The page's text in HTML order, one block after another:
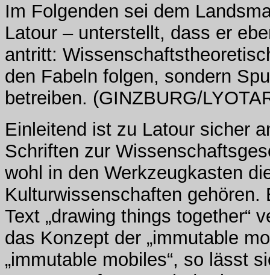
Im Folgenden sei dem
Latour – unterstellt, dass er
antritt:
den Fabeln folgen, sondern
betreiben. (GINZBURG/
Einleitend ist zu Latour sicher
Schriften zur
wohl in den Werkzeugkasten
Kulturwissenschaften
Text „drawing things together“
das Konzept der „immutable
„immutable mobiles“, so lässt